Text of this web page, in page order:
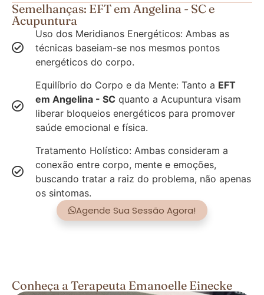
Semelhanças: EFT em Angelina - SC e
Acupuntura
Uso dos Meridianos Energéticos: Ambas as
técnicas baseiam-se nos mesmos pontos
energéticos do corpo.
Equilíbrio do Corpo e da Mente: Tanto a EFT
em Angelina - SC quanto a Acupuntura visam
liberar bloqueios energéticos para promover
saúde emocional e física.
Tratamento Holístico: Ambas consideram a
conexão entre corpo, mente e emoções,
buscando tratar a raiz do problema, não apenas
os sintomas.
Agende Sua Sessão Agora!
Conheça a Terapeuta Emanoelle Einecke